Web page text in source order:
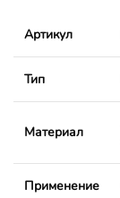
Артикул
Тип
Материал
Применение